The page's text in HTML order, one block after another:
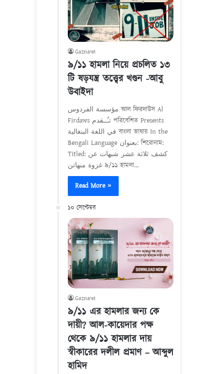
Gaznawi
৯/১১ হামলা নিয়ে প্রচলিত ১৩
টি ষড়যন্ত্র তত্ত্বের খণ্ডন -আবু
উবাইদা
مؤسسة الفردوس আল ফিরদাউস Al
Firdaws تـُــقدم পরিবেশিত Presents
في اللغة البنغالية বাংলা ভাষায় In the
Bengali Language بعنوان: শিরোনাম:
Titled: كشف ثلاثة عشر شبهات عن
غزوة منهاتن ৯/১১ হামলা…
Read More »
১০ সেপ্টেম্বর
Gaznawi
৯/১১ এর হামলার জন্য কে
দায়ী? আল-কায়েদার পক্ষ
থেকে ৯/১১ হামলার দায়
স্বীকারের দলীল প্রমাণ – আব্দুল
হামিদ